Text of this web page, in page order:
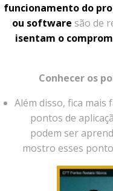
funcionamento do
ou software são de
isentam o
Conhecer os
Além disso, fica mais
pontos de
podem ser
mostro esses